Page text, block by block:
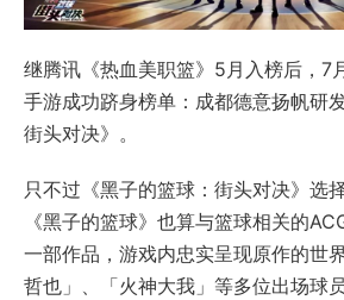
继腾讯《热血美职篮》5月入榜后，7
手游成功跻身榜单：成都德意扬帆研
街头对决》。
只不过《黑子的篮球：街头对决》选
《黑子的篮球》也算与篮球相关的
一部作品，游戏内忠实呈现原作的世
哲也」、「火神大我」等多位出场球